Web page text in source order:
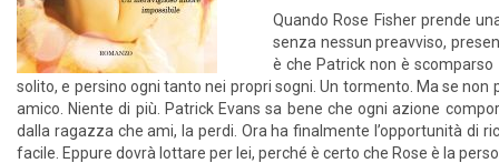
Quando Rose Fisher prende
senza nessun preavviso,
è che Patrick non è
solito, e persino ogni tanto nei propri sogni. Un tormento. Ma se
amico. Niente di più. Patrick Evans sa bene che ogni azione
dalla ragazza che ami, la perdi. Ora ha finalmente l’opportunità di
facile. Eppure dovrà lottare per lei, perché è certo che Rose è la